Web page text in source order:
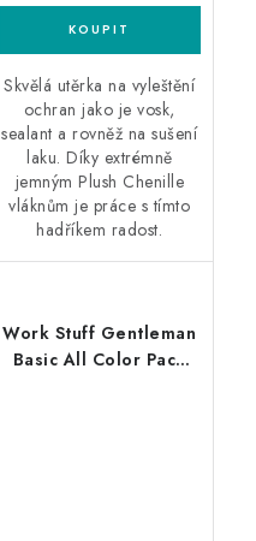
Skvělá utěrka na vyleštění
ochran jako je vosk,
sealant a rovněž na sušení
laku. Díky extrémně
jemným Plush Chenille
vláknům je práce s tímto
hadříkem radost.
Work Stuff Gentleman
Basic All Color Pack